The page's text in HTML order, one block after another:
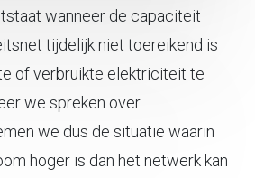
wanneer de capaciteit
tijdelijk niet toereikend is
of verbruikte elektriciteit te
we spreken over
we dus de situatie waarin
hoger is dan het netwerk kan